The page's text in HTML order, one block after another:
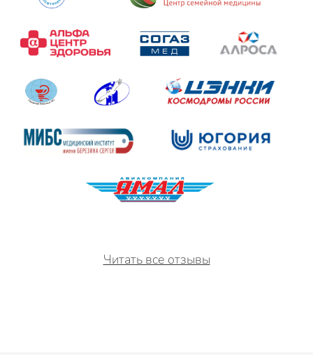
Читать все отзывы